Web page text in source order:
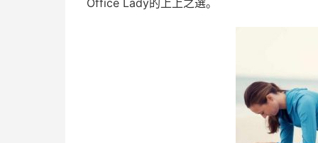
Office Lady的上上之選。